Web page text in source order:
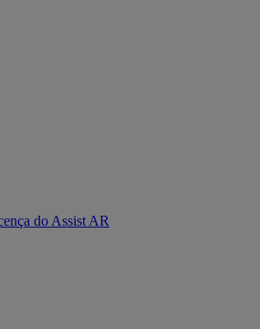
do Assist AR